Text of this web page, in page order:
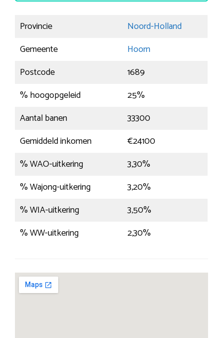
Provincie
Noord-Holland
Gemeente
Hoorn
Postcode
1689
% hoogopgeleid
25%
Aantal banen
33300
Gemiddeld inkomen
€24100
% WAO-uitkering
3,30%
% Wajong-uitkering
3,20%
% WIA-uitkering
3,50%
% WW-uitkering
2,30%